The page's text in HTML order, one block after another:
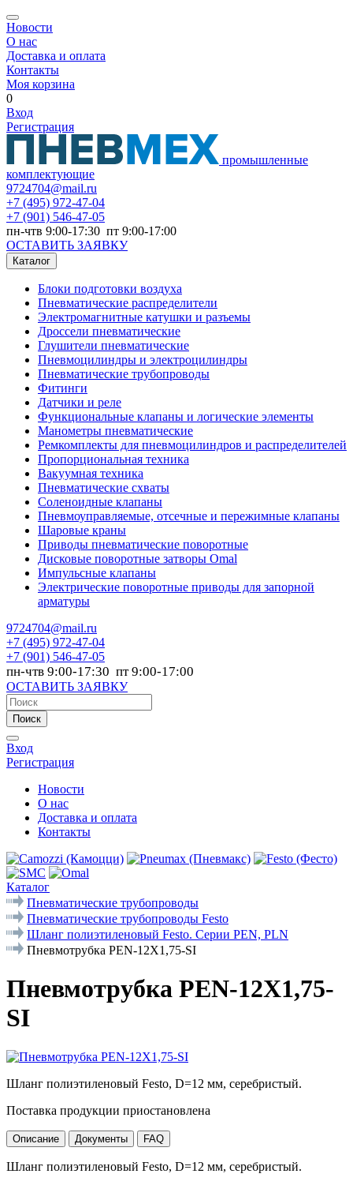
Новости
О нас
Доставка и оплата
Контакты
Моя корзина
0
Вход
Регистрация
промышленные
комплектующие
9724704@mail.ru
+7 (495) 972-47-04
+7 (901) 546-47-05
пн-чтв 9:00-17:30 пт 9:00-17:00
ОСТАВИТЬ ЗАЯВКУ
Каталог
Блоки подготовки воздуха
Пневматические распределители
Электромагнитные катушки и разъемы
Дроссели пневматические
Глушители пневматические
Пневмоцилиндры и электроцилиндры
Пневматические трубопроводы
Фитинги
Датчики и реле
Функциональные клапаны и логические элементы
Манометры пневматические
Ремкомплекты для пневмоцилиндров и распределителей
Пропорциональная техника
Вакуумная техника
Пневматические схваты
Соленоидные клапаны
Пневмоуправляемые, отсечные и пережимные клапаны
Шаровые краны
Приводы пневматические поворотные
Дисковые поворотные затворы Omal
Импульсные клапаны
Электрические поворотные приводы для запорной
арматуры
9724704@mail.ru
+7 (495) 972-47-04
+7 (901) 546-47-05
пн-чтв 9:00-17:30 пт 9:00-17:00
ОСТАВИТЬ ЗАЯВКУ
Поиск
Вход
Регистрация
Новости
О нас
Доставка и оплата
Контакты
Каталог
Пневматические трубопроводы
Пневматические трубопроводы Festo
Шланг полиэтиленовый Festo. Серии PEN, PLN
Пневмотрубка PEN-12X1,75-SI
Пневмотрубка PEN-12X1,75-
SI
Шланг полиэтиленовый Festo, D=12 мм, серебристый.
Поставка продукции приостановлена
Описание Документы FAQ
Шланг полиэтиленовый Festo, D=12 мм, серебристый.